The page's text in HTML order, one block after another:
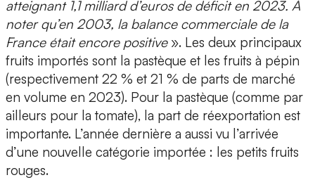
atteignant 1,1 milliard d’euros de déficit en 2023. À
noter qu’en 2003, la balance commerciale de la
France était encore positive». Les deux principaux
fruits importés sont la pastèque et les fruits à pépin
(respectivement 22 % et 21 % de parts de marché
en volume en 2023). Pour la pastèque (comme par
ailleurs pour la tomate), la part de réexportation est
importante. L’année dernière a aussi vu l’arrivée
d’une nouvelle catégorie importée : les petits fruits
rouges.